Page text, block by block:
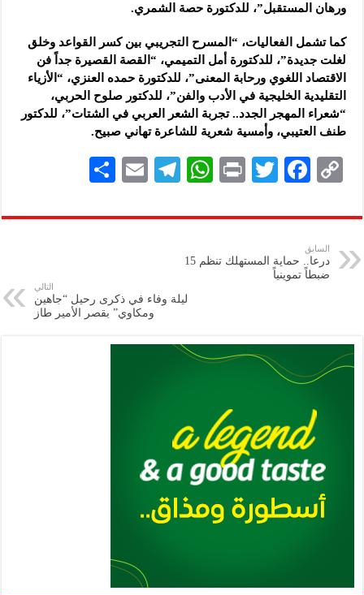
ورهان المستقبل”، للدكتورة حصة الشمري.
كما تشمل الفعاليات، “المسرح التجريبي بين كسر القواعد وخلق
لغلت جديدة”، للدكتورة أمل التميمي، “القصة القصيرة جداً فن
الاقتصاد اللغوي ورحابة المعنى”، للدكتورة حمده العنزي، “الأزياء
التقليدية الخليجية في الأدب والفن”، للدكتور صلوح الحربي،
“شعراء المهجر الجدد.. تجربة الشعر العربي في الشتات”، للدكتور
طنف العتيبي، وأمسية شعرية للشاعرة تهاني صبيح.
C
p
y
Li
F
eb
k
T
tt
P
nt
W
at
A
p
Te
gr
E
ai
ar
السابق
درعا.. حماية المستهلك تنظم 15
ضبطاً تموينياً
التالي
ليلة وفاء في ذكرى رحيل “جاهين
ومكاوي” بقصر الأمير طاز